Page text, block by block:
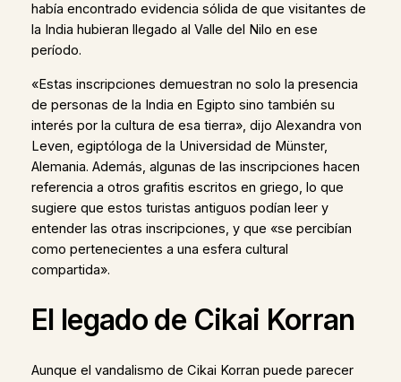
había encontrado evidencia sólida de que visitantes de
la India hubieran llegado al Valle del Nilo en ese
período.
«Estas inscripciones demuestran no solo la presencia
de personas de la India en Egipto sino también su
interés por la cultura de esa tierra», dijo Alexandra von
Leven, egiptóloga de la Universidad de Münster,
Alemania. Además, algunas de las inscripciones hacen
referencia a otros grafitis escritos en griego, lo que
sugiere que estos turistas antiguos podían leer y
entender las otras inscripciones, y que «se percibían
como pertenecientes a una esfera cultural
compartida».
El legado de Cikai Korran
Aunque el vandalismo de Cikai Korran puede parecer